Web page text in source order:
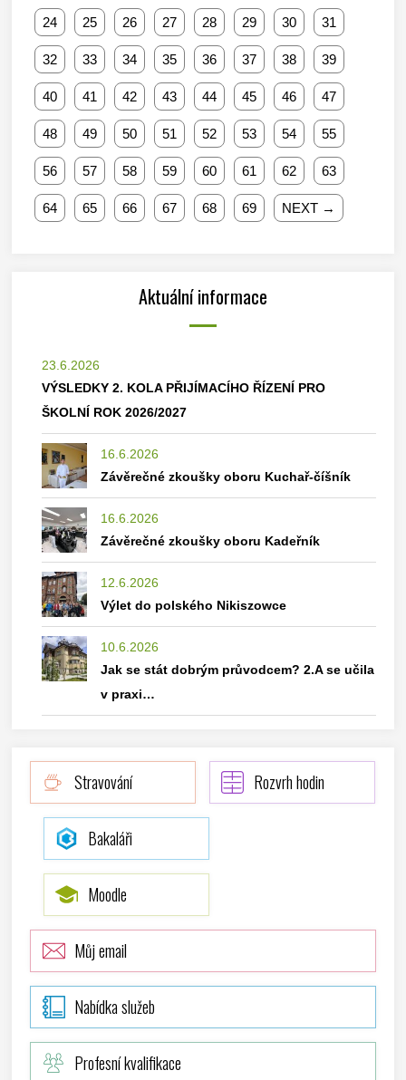
24 25 26 27 28 29 30 31
32 33 34 35 36 37 38 39
40 41 42 43 44 45 46 47
48 49 50 51 52 53 54 55
56 57 58 59 60 61 62 63
64 65 66 67 68 69 NEXT →
Aktuální informace
23.6.2026
VÝSLEDKY 2. KOLA PŘIJÍMACÍHO ŘÍZENÍ PRO
ŠKOLNÍ ROK 2026/2027
16.6.2026
Závěrečné zkoušky oboru Kuchař-číšník
16.6.2026
Závěrečné zkoušky oboru Kadeřník
12.6.2026
Výlet do polského Nikiszowce
10.6.2026
Jak se stát dobrým průvodcem? 2.A se učila
v praxi…
Stravování Rozvrh hodin
Bakaláři
Moodle
Můj email
Nabídka služeb
Profesní kvalifikace